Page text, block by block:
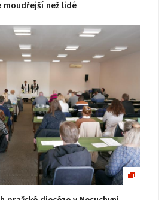
moudřejší než lidé